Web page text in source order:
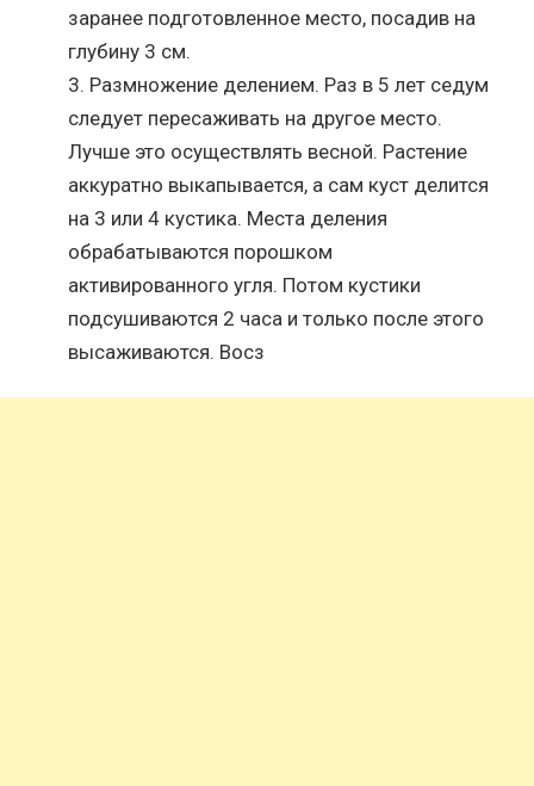
заранее подготовленное место, посадив на
глубину 3 см.
Размножение делением. Раз в 5 лет седум
следует пересаживать на другое место.
Лучше это осуществлять весной. Растение
аккуратно выкапывается, а сам куст делится
на 3 или 4 кустика. Места деления
обрабатываются порошком
активированного угля. Потом кустики
подсушиваются 2 часа и только после этого
высаживаются. Восз